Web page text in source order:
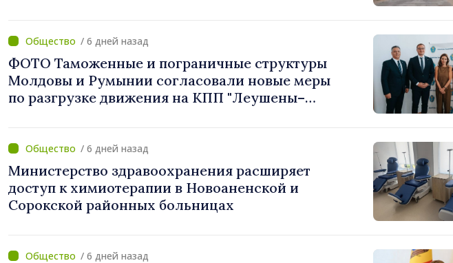
/ 6 дней назад
ФОТО Таможенные и пограничные структуры
Молдовы и Румынии согласовали новые меры
по разгрузке движения на КПП "Леушены–
/ 6 дней назад
Министерство здравоохранения расширяет
доступ к химиотерапии в Новоаненской и
Сорокской районных больницах
/ 6 дней назад